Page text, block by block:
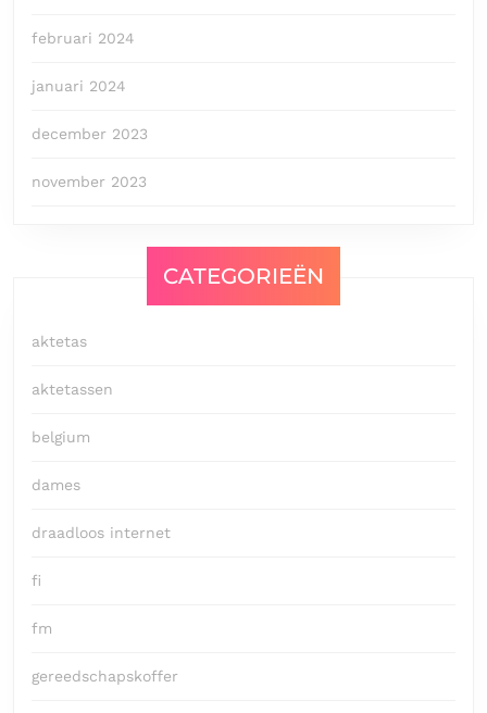
februari 2024
januari 2024
december 2023
november 2023
CATEGORIEËN
aktetas
aktetassen
belgium
dames
draadloos internet
fi
fm
gereedschapskoffer